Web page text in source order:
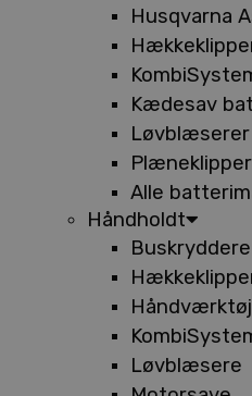
Husqvarna
Kædesav
Alle
Håndholdt
Håndværktøj
Løvblæsere